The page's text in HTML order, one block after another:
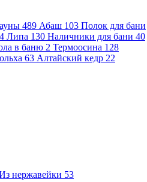
489 Абаш 103 Полок для бани
4 Липа 130 Наличники для бани 40
в баню 2 Термоосина 128
63 Алтайский кедр 22
нержавейки 53